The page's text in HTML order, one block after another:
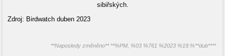
sibiřských.
Zdroj: Birdwatch duben 2023
**Naposledy změněno** **%PM, %03 %761 %2023 %19:%**dub****